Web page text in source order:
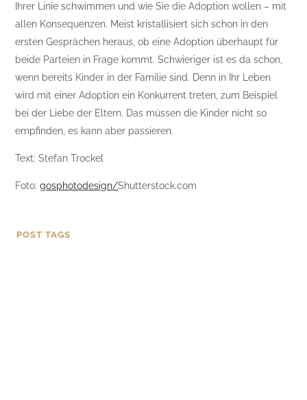
Ihrer Linie schwimmen und wie Sie die Adoption wollen – mit
allen Konsequenzen. Meist kristallisiert sich schon in den
ersten Gesprächen heraus, ob eine Adoption überhaupt für
beide Parteien in Frage kommt. Schwieriger ist es da schon,
wenn bereits Kinder in der Familie sind. Denn in Ihr Leben
wird mit einer Adoption ein Konkurrent treten, zum Beispiel
bei der Liebe der Eltern. Das müssen die Kinder nicht so
empfinden, es kann aber passieren.
Text: Stefan Trockel
Foto:gosphotodesign/Shutterstock.com
POST TAGS